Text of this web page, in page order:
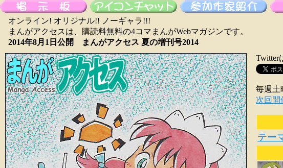
オンライン! オリジナル!! ノーギャラ!!!
まんがアクセスは、購読料無料の4コマまんがWebマガジンです。
2014年8月1日公開 まんがアクセス 夏の増刊号2014
Twitter
毎週土
次回開
テー